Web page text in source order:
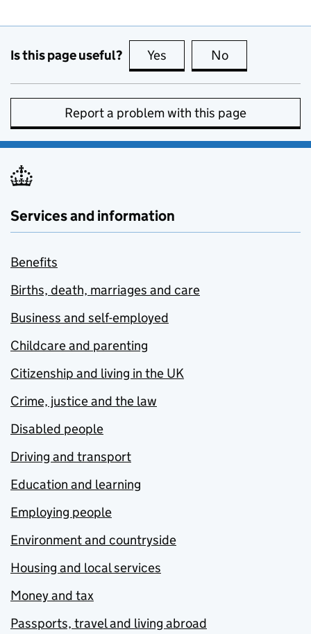
Is this page useful? Yes this page is useful
No
Report a problem with this page
Services and information
Benefits
Births, death, marriages and care
Business and self-employed
Childcare and parenting
Citizenship and living in the UK
Crime, justice and the law
Disabled people
Driving and transport
Education and learning
Employing people
Environment and countryside
Housing and local services
Money and tax
Passports, travel and living abroad